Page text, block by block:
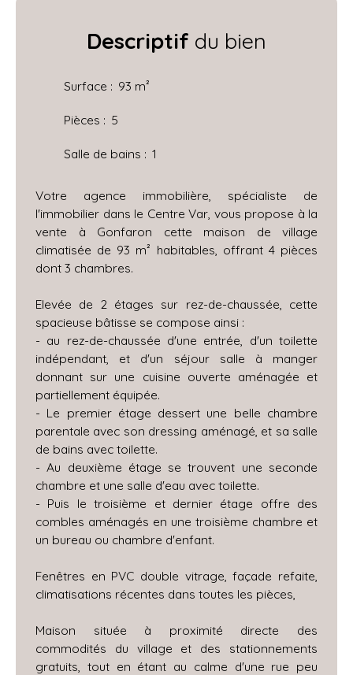
Descriptif du bien
Surface : 93 m²
Pièces : 5
Salle de bains : 1
Votre agence immobilière, spécialiste de
l'immobilier dans le Centre Var, vous propose à la
vente à Gonfaron cette maison de village
climatisée de 93 m² habitables, offrant 4 pièces
dont 3 chambres.
Elevée de 2 étages sur rez-de-chaussée, cette
spacieuse bâtisse se compose ainsi :
- au rez-de-chaussée d'une entrée, d'un toilette
indépendant, et d'un séjour salle à manger
donnant sur une cuisine ouverte aménagée et
partiellement équipée.
- Le premier étage dessert une belle chambre
parentale avec son dressing aménagé, et sa salle
de bains avec toilette.
- Au deuxième étage se trouvent une seconde
chambre et une salle d'eau avec toilette.
- Puis le troisième et dernier étage offre des
combles aménagés en une troisième chambre et
un bureau ou chambre d'enfant.
Fenêtres en PVC double vitrage, façade refaite,
climatisations récentes dans toutes les pièces,
Maison située à proximité directe des
commodités du village et des stationnements
gratuits, tout en étant au calme d'une rue peu